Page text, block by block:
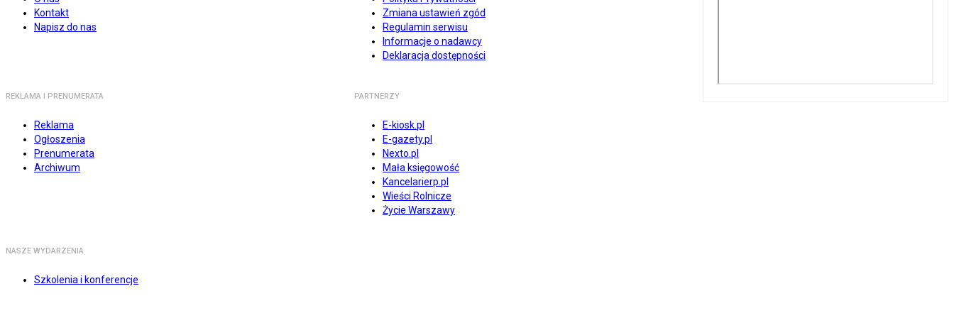
Kontakt
Napisz do nas
Zmiana ustawień zgód
Regulamin serwisu
Informacje o nadawcy
Deklaracja dostępności
REKLAMA I PRENUMERATA
Reklama
Ogłoszenia
Prenumerata
Archiwum
PARTNERZY
E-kiosk.pl
E-gazety.pl
Nexto.pl
Mała księgowość
Kancelarierp.pl
Wieści Rolnicze
Życie Warszawy
NASZE WYDARZENIA
Szkolenia i konferencje